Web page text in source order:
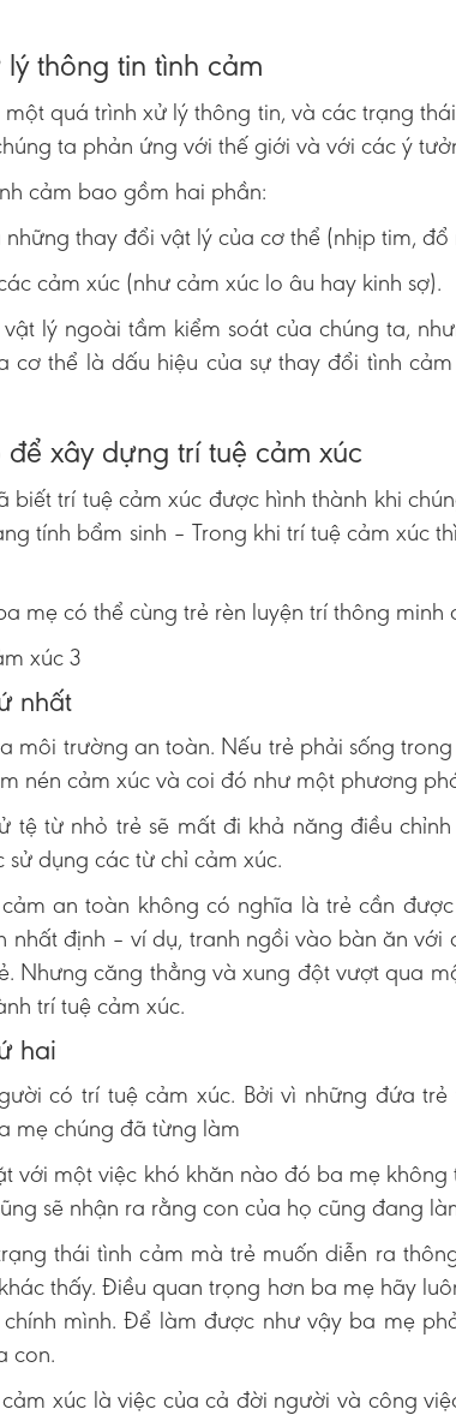
thông tin tình cảm
một quá trình xử lý thông tin, và các trạng
ta phản ứng với thế giới và với các ý
cảm bao gồm hai phần:
những thay đổi vật lý của cơ thể (nhịp tim,
cảm xúc (như cảm xúc lo âu hay kinh sợ).
lý ngoài tầm kiểm soát của chúng ta,
cơ thể là dấu hiệu của sự thay đổi tình
để xây dựng trí tuệ cảm xúc
biết trí tuệ cảm xúc được hình thành khi
tính bẩm sinh – Trong khi trí tuệ cảm xúc
mẹ có thể cùng trẻ rèn luyện trí thông minh
nhất
môi trường an toàn. Nếu trẻ phải sống
nén cảm xúc và coi đó như một phương
tệ từ nhỏ trẻ sẽ mất đi khả năng điều
sử dụng các từ chỉ cảm xúc.
an toàn không có nghĩa là trẻ cần
nhất định – ví dụ, tranh ngồi vào bàn ăn với
Nhưng căng thẳng và xung đột vượt qua
trí tuệ cảm xúc.
hai
có trí tuệ cảm xúc. Bởi vì những đứa
mẹ chúng đã từng làm
với một việc khó khăn nào đó ba mẹ
sẽ nhận ra rằng con của họ cũng đang
thái tình cảm mà trẻ muốn diễn ra
thấy. Điều quan trọng hơn ba mẹ hãy
mình. Để làm được như vậy ba mẹ
con.
xúc là việc của cả đời người và công